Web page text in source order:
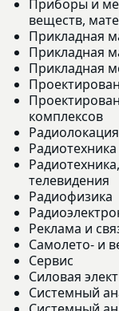
Приборы и
веществ,
Прикладная
Прикладная
Прикладная
комплексов
Радиотехника
телевидения
Радиофизика
Реклама и
Самолето- и
Сервис
Силовая
Системный